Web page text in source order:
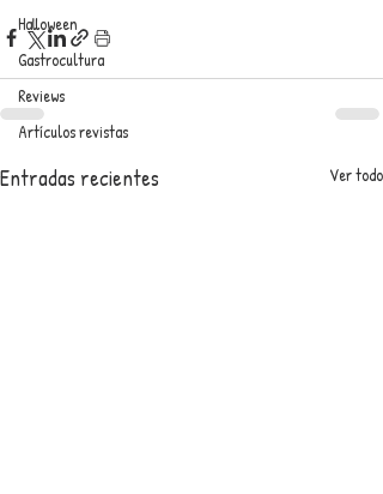
Halloween
Gastrocultura
Reviews
Artículos revistas
Entradas recientes Ver todo